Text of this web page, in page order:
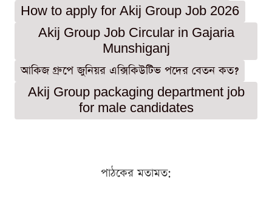
How to apply for Akij Group Job 2026
Akij Group Job Circular in Gajaria
Munshiganj
আকিজ গ্রুপে জুনিয়র এক্সিকিউটিভ পদের বেতন কত?
Akij Group packaging department job
for male candidates
পাঠকের মতামত: